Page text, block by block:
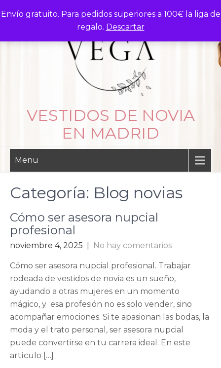
Envío gratuito. Para pedidos superiores a 100€ la liga de
regalo. Descartar
to
VESTIDOS DE NOVIA
EN MADRID
Menu
Categoría: Blog novias
Cómo ser asesora nupcial
profesional
noviembre 4, 2025 No hay comentarios
Cómo ser asesora nupcial profesional. Trabajar
rodeada de vestidos de novia es un sueño,
ayudando a otras mujeres en un momento
mágico, y esa profesión no es solo vender, sino
acompañar emociones. Si te apasionan las bodas, la
moda y el trato personal, ser asesora nupcial
puede convertirse en tu carrera ideal. En este
artículo […]